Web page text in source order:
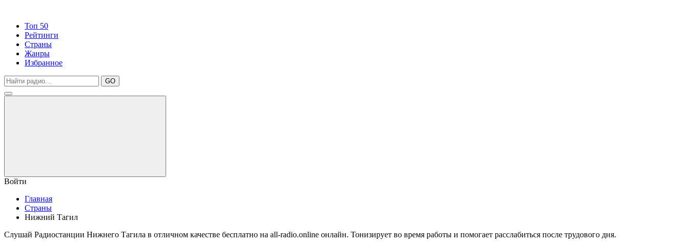
Топ 50
Рейтинги
Страны
Жанры
Избранное
GO
Войти
Главная
Страны
Нижний Тагил
Слушай Радиостанции Нижнего Тагила в отличном качестве бесплатно на all-radio.online онлайн. Тонизирует во время работы и помогает расслабиться после трудового дня.